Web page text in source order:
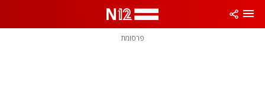
פרסומת